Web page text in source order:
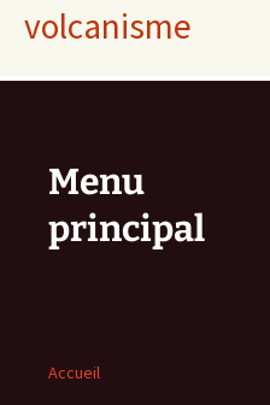
volcanisme
Menu
principal
Accueil